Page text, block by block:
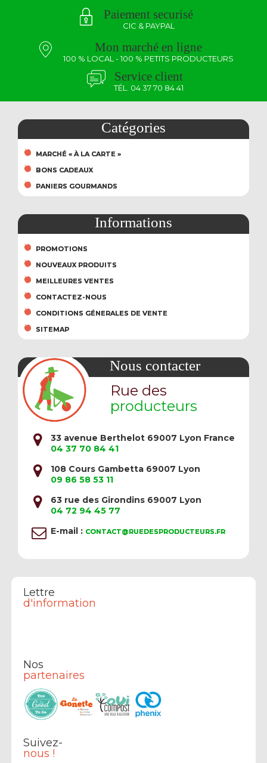
Paiement securisé
CIC & PAYPAL
Mon marché en ligne
100 % LOCAL - 100 % PETITS PRODUCTEURS
Service client
TÉL. 04 37 70 84 41
Catégories
MARCHÉ « À LA CARTE »
BONS CADEAUX
PANIERS GOURMANDS
Informations
PROMOTIONS
NOUVEAUX PRODUITS
MEILLEURES VENTES
CONTACTEZ-NOUS
CONDITIONS GÉNERALES DE VENTE
SITEMAP
Nous contacter
Rue des
producteurs
33 avenue Berthelot 69007 Lyon France
04 37 70 84 41
108 Cours Gambetta 69007 Lyon
09 86 58 53 11
63 rue des Girondins 69007 Lyon
04 72 94 45 77
E-mail : CONTACT@RUEDESPRODUCTEURS.FR
Lettre
d'information
Nos
partenaires
Suivez-
nous !